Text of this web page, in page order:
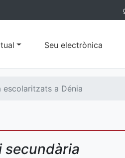
Seu electrònica
escolaritzats a Dénia
secundària